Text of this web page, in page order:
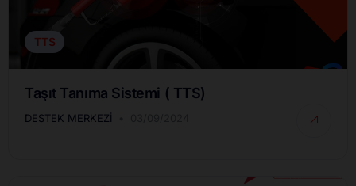
TTS
Taşıt Tanıma Sistemi ( TTS)
DESTEK MERKEZI